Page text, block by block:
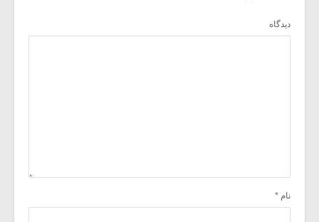
دیدگاه
نام *